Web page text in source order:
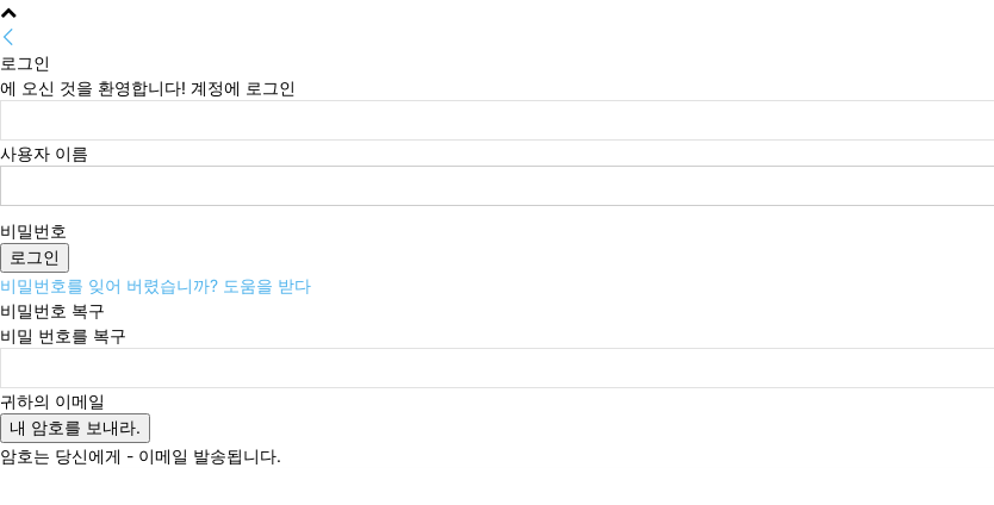
로그인
에 오신 것을 환영합니다! 계정에 로그인
사용자 이름
비밀번호
비밀번호를 잊어 버렸습니까? 도움을 받다
비밀번호 복구
비밀 번호를 복구
귀하의 이메일
암호는 당신에게 - 이메일 발송됩니다.